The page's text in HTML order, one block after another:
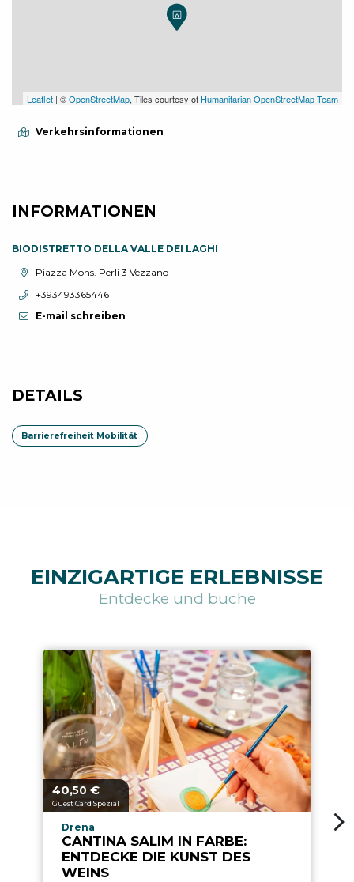
DETAILS
Barrierefreiheit Mobilität
Leaflet | ©OpenStreetMap, Tiles courtesy of Humanitarian OpenStreetMap Team
Verkehrsinformationen
INFORMATIONEN
BIODISTRETTO DELLA VALLE DEI LAGHI
aria.location:
Piazza Mons. Perli 3 Vezzano
aria.phone:
+393493365446
E-mail schreiben
EINZIGARTIGE ERLEBNISSE
Entdecke und buche
aria.price_from_prefix
40,50 €
Guest Card Spezial
aria.experience_location_prefix
Drena
CANTINA SALIM IN FARBE:
ENTDECKE DIE KUNST DES
WEINS